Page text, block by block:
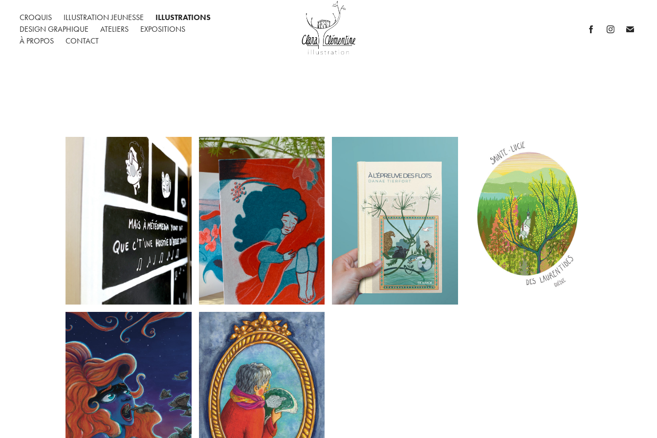
CROQUIS ILLUSTRATION JEUNESSE
ILLUSTRATIONS
DESIGN GRAPHIQUE
ATELIERS
EXPOSITIONS
À PROPOS
CONTACT
PAR DESSUS LE SILENCE UN AIR ENTÊTANT À L'ÉPREUVE DES FLOTS PATRIMOINE
SARAI DANS LA DENTELLE